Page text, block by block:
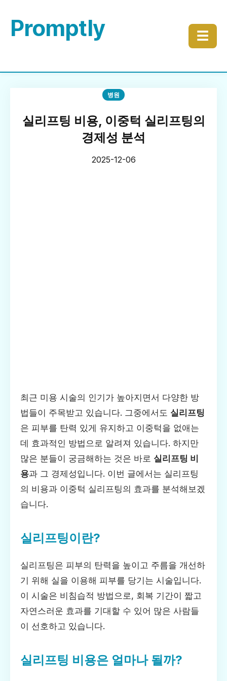
Promptly ☰
병원
실리프팅 비용, 이중턱 실리프팅의
경제성 분석
2025-12-06
최근 미용 시술의 인기가 높아지면서 다양한 방
법들이 주목받고 있습니다. 그중에서도 실리프팅
은 피부를 탄력 있게 유지하고 이중턱을 없애는
데 효과적인 방법으로 알려져 있습니다. 하지만
많은 분들이 궁금해하는 것은 바로 실리프팅 비
용과 그 경제성입니다. 이번 글에서는 실리프팅
의 비용과 이중턱 실리프팅의 효과를 분석해보겠
습니다.
실리프팅이란?
실리프팅은 피부의 탄력을 높이고 주름을 개선하
기 위해 실을 이용해 피부를 당기는 시술입니다.
이 시술은 비침습적 방법으로, 회복 기간이 짧고
자연스러운 효과를 기대할 수 있어 많은 사람들
이 선호하고 있습니다.
실리프팅 비용은 얼마나 될까?